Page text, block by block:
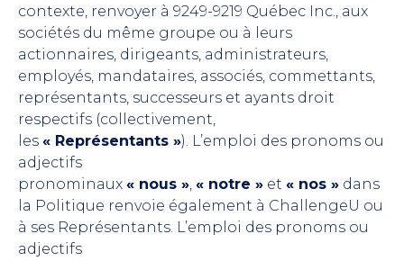
contexte, renvoyer à 9249-9219 Québec Inc., aux
sociétés du même groupe ou à leurs
actionnaires, dirigeants, administrateurs,
employés, mandataires, associés, commettants,
représentants, successeurs et ayants droit
respectifs (collectivement,
les « Représentants »). L’emploi des pronoms ou
adjectifs
pronominaux « nous », « notre » et « nos » dans
la Politique renvoie également à ChallengeU ou
à ses Représentants. L’emploi des pronoms ou
adjectifs